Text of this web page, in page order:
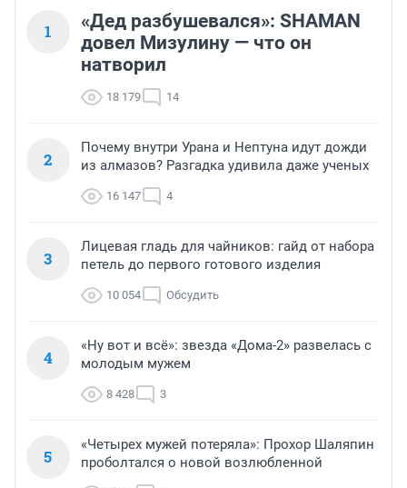
1
«Дед разбушевался»: SHAMAN
довел Мизулину — что он
натворил
18 179 14
2
Почему внутри Урана и Нептуна идут дожди
из алмазов? Разгадка удивила даже ученых
16 147 4
3
Лицевая гладь для чайников: гайд от набора
петель до первого готового изделия
10 054 Обсудить
4
«Ну вот и всё»: звезда «Дома-2» развелась с
молодым мужем
8 428 3
5
«Четырех мужей потеряла»: Прохор Шаляпин
проболтался о новой возлюбленной